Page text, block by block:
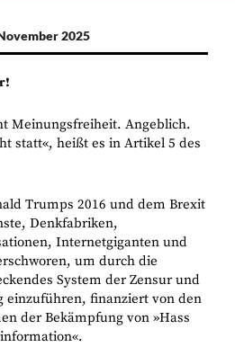
2025
Meinungsfreiheit. Angeblich.
statt«, heißt es in Artikel 5 des
Trumps 2016 und dem Brexit
Denkfabriken,
Internetgiganten und
um durch die
System der Zensur und
einzuführen, finanziert von den
der Bekämpfung von »Hass